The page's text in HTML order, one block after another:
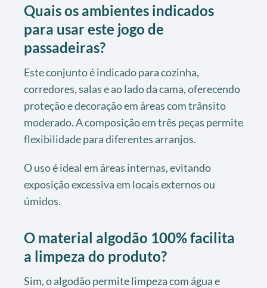
Quais os ambientes indicados
para usar este jogo de
passadeiras?
Este conjunto é indicado para cozinha,
corredores, salas e ao lado da cama, oferecendo
proteção e decoração em áreas com trânsito
moderado. A composição em três peças permite
flexibilidade para diferentes arranjos.
O uso é ideal em áreas internas, evitando
exposição excessiva em locais externos ou
úmidos.
O material algodão 100% facilita
a limpeza do produto?
Sim, o algodão permite limpeza com água e